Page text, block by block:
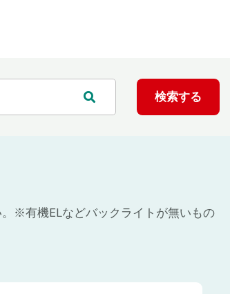
※有機ELなどバックライトが無いもの